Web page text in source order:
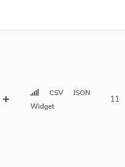
CSV
JSON
Widget
11